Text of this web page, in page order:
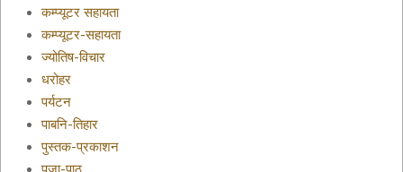
कम्प्यूटर सहायता
कम्प्यूटर-सहायता
ज्योतिष-विचार
धरोहर
पर्यटन
पाबनि-तिहार
पुस्तक-प्रकाशन